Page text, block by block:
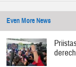
Even More News